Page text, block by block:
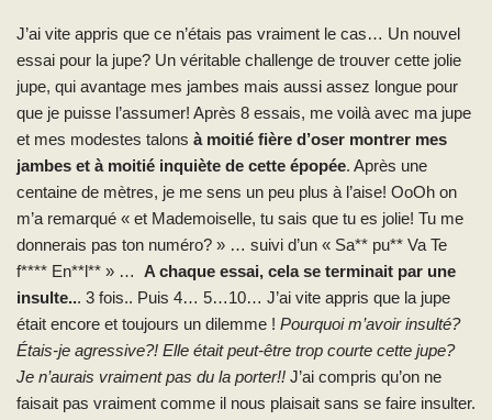
J’ai vite appris que ce n’étais pas vraiment le cas… Un nouvel
essai pour la jupe? Un véritable challenge de trouver cette jolie
jupe, qui avantage mes jambes mais aussi assez longue pour
que je puisse l’assumer! Après 8 essais, me voilà avec ma jupe
et mes modestes talons à moitié fière d’oser montrer mes
jambes et à moitié inquiète de cette épopée. Après une
centaine de mètres, je me sens un peu plus à l’aise! OoOh on
m’a remarqué « et Mademoiselle, tu sais que tu es jolie! Tu me
donnerais pas ton numéro? » … suivi d’un « Sa** pu** Va Te
f**** En**l** » … A chaque essai, cela se terminait par une
insulte... 3 fois.. Puis 4… 5…10… J’ai vite appris que la jupe
était encore et toujours un dilemme ! Pourquoi m’avoir insulté?
Étais-je agressive?! Elle était peut-être trop courte cette jupe?
Je n’aurais vraiment pas du la porter!! J’ai compris qu’on ne
faisait pas vraiment comme il nous plaisait sans se faire insulter.